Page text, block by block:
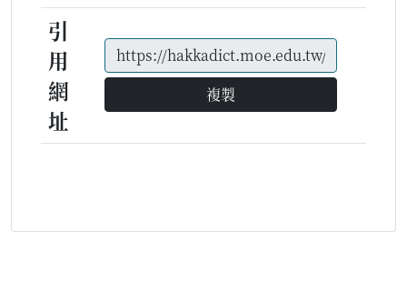
引
用
網
址
複製